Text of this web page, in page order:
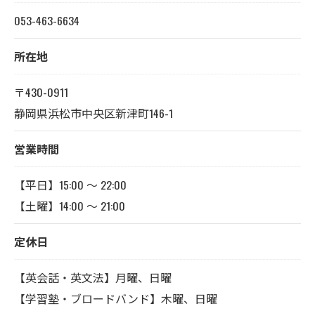
053-463-6634
所在地
〒430-0911
静岡県浜松市中央区新津町146-1
営業時間
【平日】15:00 〜 22:00
【土曜】14:00 〜 21:00
定休日
【英会話・英文法】月曜、日曜
【学習塾・ブロードバンド】木曜、日曜